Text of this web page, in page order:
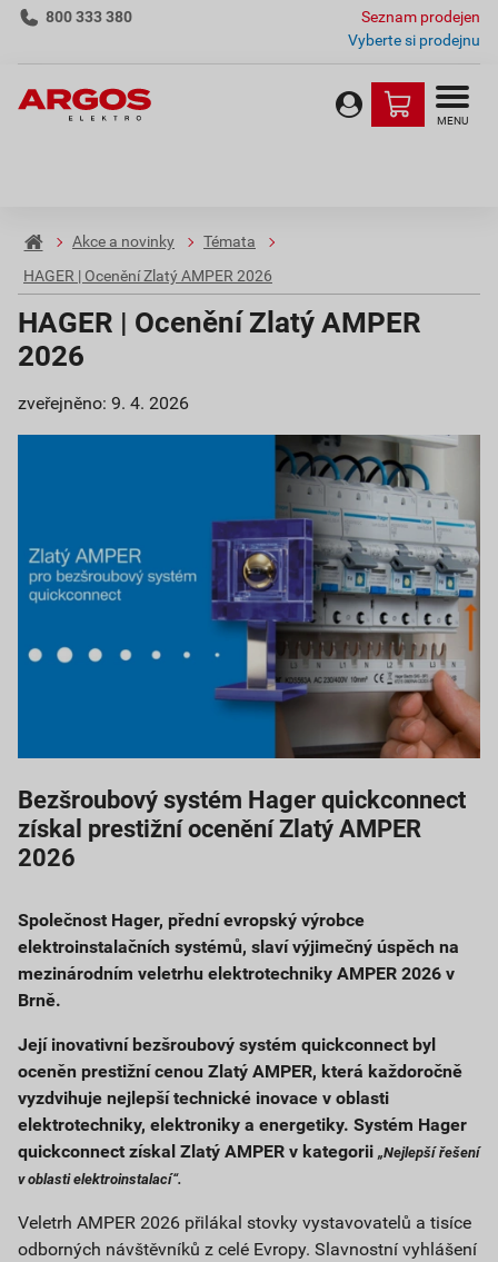
800 333 380
Seznam prodejen
Vyberte si prodejnu
MENU
Akce a novinky
Témata
HAGER | Ocenění Zlatý AMPER 2026
HAGER | Ocenění Zlatý AMPER
2026
zveřejněno: 9. 4. 2026
Bezšroubový systém Hager quickconnect
získal prestižní ocenění Zlatý AMPER
2026
Společnost Hager, přední evropský výrobce
elektroinstalačních systémů, slaví výjimečný úspěch na
mezinárodním veletrhu elektrotechniky AMPER 2026 v
Brně.
Její inovativní bezšroubový systém quickconnect byl
oceněn prestižní cenou Zlatý AMPER, která každoročně
vyzdvihuje nejlepší technické inovace v oblasti
elektrotechniky, elektroniky a energetiky. Systém Hager
quickconnect získal Zlatý AMPER v kategorii „Nejlepší řešení
v oblasti elektroinstalací“.
Veletrh AMPER 2026 přilákal stovky vystavovatelů a tisíce
odborných návštěvníků z celé Evropy. Slavnostní vyhlášení